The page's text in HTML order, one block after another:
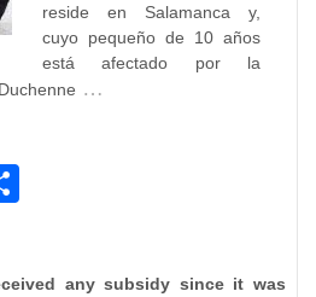
reside en Salamanca y,
cuyo pequeño de 10 años
está afectado por la
…
any subsidy since it was